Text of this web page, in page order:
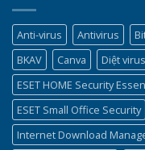
Anti-virus Antivirus
BKAV
Canva Diệt virus
ESET HOME Security
ESET Small Office Security
Internet Download